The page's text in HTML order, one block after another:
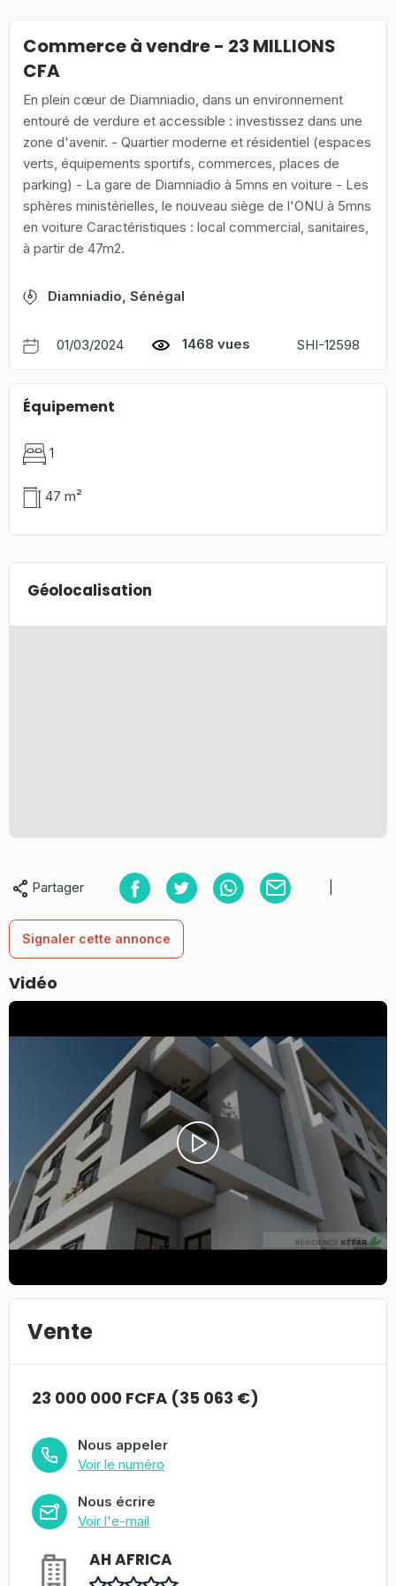
Commerce à vendre - 23 MILLIONS
CFA
En plein cœur de Diamniadio, dans un environnement
entouré de verdure et accessible : investissez dans une
zone d'avenir. - Quartier moderne et résidentiel (espaces
verts, équipements sportifs, commerces, places de
parking) - La gare de Diamniadio à 5mns en voiture - Les
sphères ministérielles, le nouveau siège de l'ONU à 5mns
en voiture Caractéristiques : local commercial, sanitaires,
à partir de 47m2.
Diamniadio, Sénégal
01/03/2024 1468 vues SHI-12598
Équipement
1
47 m²
Géolocalisation
Partager
Signaler cette annonce
Vidéo
Vente
23 000 000 FCFA (35 063 €)
Nous appeler
Voir le numéro
Nous écrire
Voir l'e-mail
AH AFRICA